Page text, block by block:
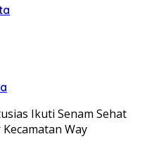
Ikuti Senam Sehat
Way